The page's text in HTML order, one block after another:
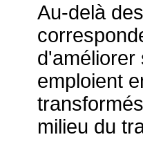
Au-delà
d'améliorer
emploient
milieu du